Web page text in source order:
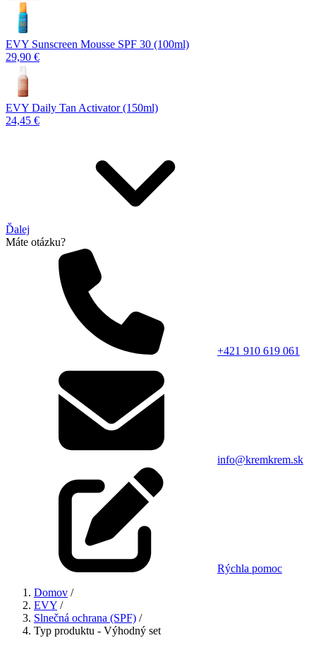
EVY Sunscreen Mousse SPF 30 (100ml)
29,90 €
EVY Daily Tan Activator (150ml)
24,45 €
Ďalej
Máte otázku?
+421 910 619 061
info@kremkrem.sk
Rýchla pomoc
Domov /
EVY /
Slnečná ochrana (SPF) /
Typ produktu - Výhodný set